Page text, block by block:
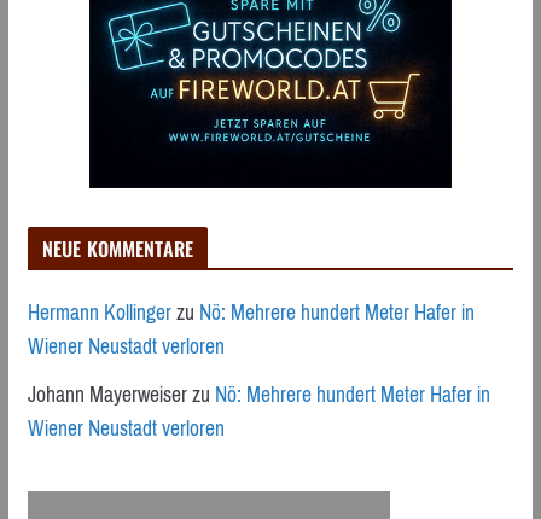
NEUE KOMMENTARE
Hermann KollingerzuNö: Mehrere hundert Meter Hafer in
Wiener Neustadt verloren
Johann MayerweiserzuNö: Mehrere hundert Meter Hafer in
Wiener Neustadt verloren